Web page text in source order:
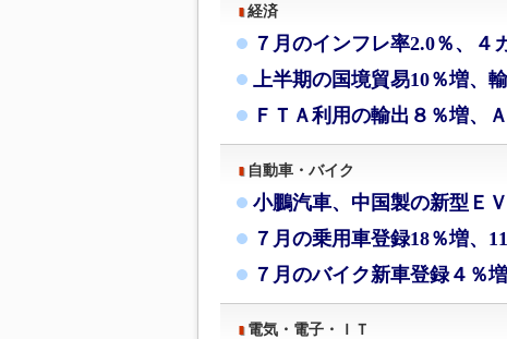
経済
７月のインフレ率2.0％、４
上半期の国境貿易10％増、
ＦＴＡ利用の輸出８％増、
自動車・バイク
小鵬汽車、中国製の新型Ｅ
７月の乗用車登録18％増、
７月のバイク新車登録４％
電気・電子・ＩＴ